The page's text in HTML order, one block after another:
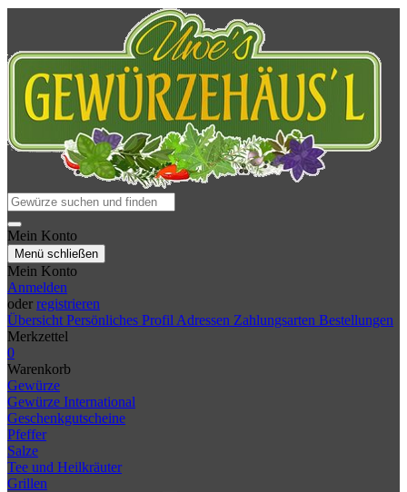
Mein Konto
Menü schließen
Mein Konto
Anmelden
oder registrieren
Übersicht Persönliches Profil Adressen Zahlungsarten Bestellungen
Merkzettel
0
Warenkorb
Gewürze
Gewürze International
Geschenkgutscheine
Pfeffer
Salze
Tee und Heilkräuter
Grillen